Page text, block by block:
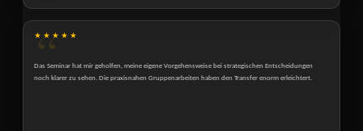
★★★★★
Das Seminar hat mir geholfen, meine eigene Vorgehensweise bei strategischen Entscheidungen
noch klarer zu sehen. Die praxisnahen Gruppenarbeiten haben den Transfer enorm erleichtert.